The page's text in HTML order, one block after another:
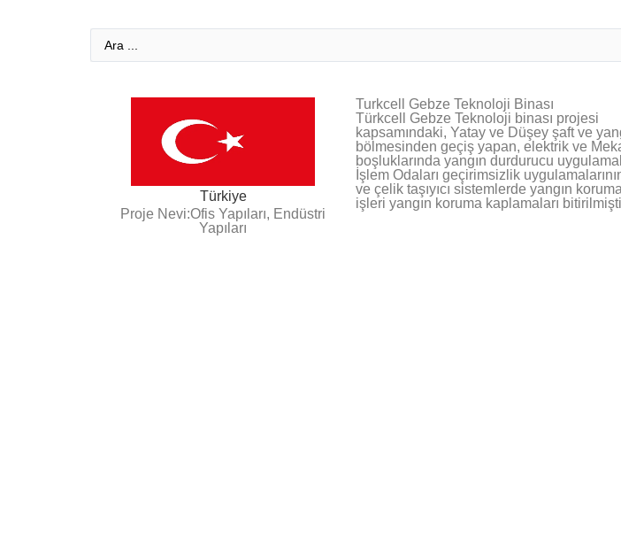
Türkiye
Proje Nevi:Ofis Yapıları, Endüstri
Yapıları
Turkcell Gebze Teknoloji Binası
Türkcell Gebze Teknoloji binası projesi
kapsamındaki, Yatay ve Düşey şaft ve
bölmesinden geçiş yapan, elektrik ve
boşluklarında yangın durdurucu
İşlem Odaları geçirimsizlik
ve çelik taşıyıcı sistemlerde yangın
işleri yangın koruma kaplamaları